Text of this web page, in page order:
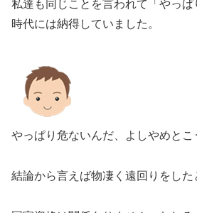
私達も同じことを言われて「やっ
時代には納得していました。
やっぱり危ないんだ、よしやめとこ
結論から言えば物凄く遠回りをした